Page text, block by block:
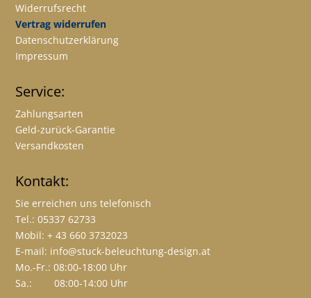
Widerrufsrecht
Vertrag widerrufen
Datenschutzerklärung
Impressum
Service:
Zahlungsarten
Geld-zurück-Garantie
Versandkosten
Kontakt:
Sie erreichen uns telefonisch
Tel.: 05337 62733
Mobil: + 43 660 3732023
E-mail: info@stuck-beleuchtung-design.at
Mo.-Fr.: 08:00-18:00 Uhr
Sa.: 08:00-14:00 Uhr